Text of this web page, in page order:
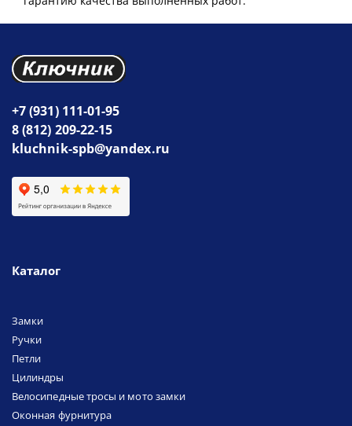
+7 (931) 111-01-95
8 (812) 209-22-15
kluchnik-spb@yandex.ru
Каталог
Замки
Ручки
Петли
Цилиндры
Велосипедные тросы и мото замки
Оконная фурнитура